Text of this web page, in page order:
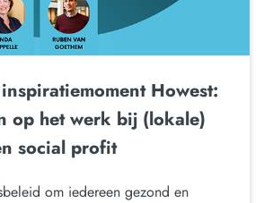
Howest:
op het werk bij (lokale)
social profit
om iedereen gezond en